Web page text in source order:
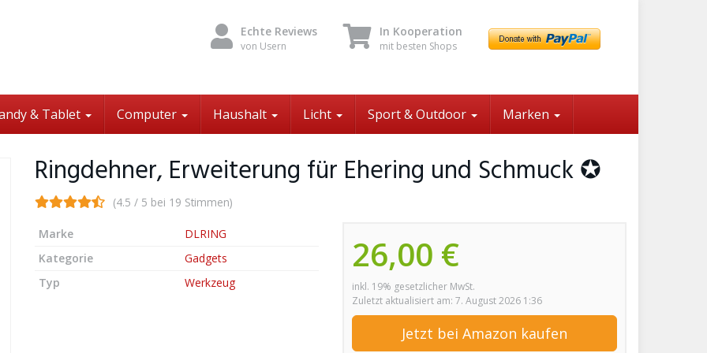
Echte Reviews
von Usern
In Kooperation
mit besten Shops
& Tablet Computer Haushalt Licht Sport & Outdoor Marken
Ringdehner, Erweiterung für Ehering und Schmuck ✪
(4.5 / 5 bei 19 Stimmen)
26,00 €
inkl. 19% gesetzlicher MwSt.
Zuletzt aktualisiert am: 7. August 2026 1:36
Jetzt bei Amazon kaufen
Marke
DLRING
Kategorie
Gadgets
Typ
Werkzeug